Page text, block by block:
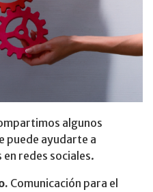
algunos
puede ayudarte a
redes sociales.
Comunicación para el